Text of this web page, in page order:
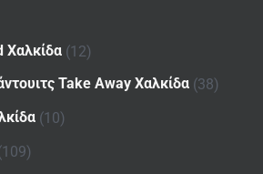
Χαλκίδα (12)
Take Away Χαλκίδα (38)
(10)